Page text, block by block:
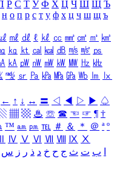
Р С Т У Ф Х Ц Ч Ш Щ Ъ
н о п р с т у ф х ц ч ш щ ъ
㎖ ㎗ ℓ ㎘ ㏄ ㎣ ㎤ ㎥ ㎦
㎏ ㏏ ㎈ ㎉ ㏈ ㎧ ㎨ ㎰
㎄ ㎺ ㎻ ㎽ ㎾ ㎿ ㎐ ㎑
㎯ ㏛ ㎩ ㎪ ㎫ ㎬ ㏝ ㏐
㏓
← ↑ ↓ ↔ 〓 ◁ ◀ ▷ ▶ ♤
▦ ▩ ♨ ☏ ☎ ☜ ☞ ¶ †
™ ㏂ ㏘ ℡ ＃ ＆ ＊ ＠ ª º
Ⅳ Ⅴ Ⅵ Ⅶ Ⅷ Ⅸ Ⅹ
ب ت ث ج ح خ د ذ ر ز س